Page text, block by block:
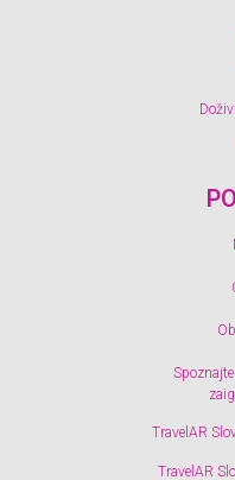
TravelAR
TravelAR